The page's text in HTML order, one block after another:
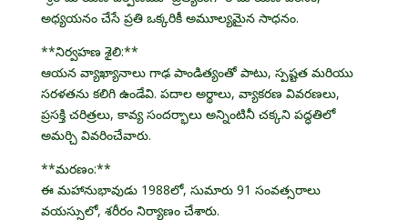
అధ్యయనం చేసే ప్రతి ఒక్కరికీ అమూల్యమైన సాధనం.
**నిర్వహణ శైలి:**
ఆయన వ్యాఖ్యానాలు గాఢ పాండిత్యంతో పాటు, స్పష్టత మరియు
సరళతను కలిగి ఉండేవి. పదాల అర్థాలు, వ్యాకరణ వివరణలు,
ప్రసక్తి చరిత్రలు, కావ్య సందర్భాలు అన్నింటినీ చక్కని పద్ధతిలో
అమర్చి వివరించేవారు.
**మరణం:**
ఈ మహానుభావుడు 1988లో, సుమారు 91 సంవత్సరాలు
వయస్సులో, శరీరం నిర్యాణం చేశారు.